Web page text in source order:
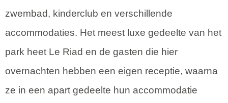
zwembad, kinderclub en verschillende
accommodaties. Het meest luxe gedeelte van het
park heet Le Riad en de gasten die hier
overnachten hebben een eigen receptie, waarna
ze in een apart gedeelte hun accommodatie